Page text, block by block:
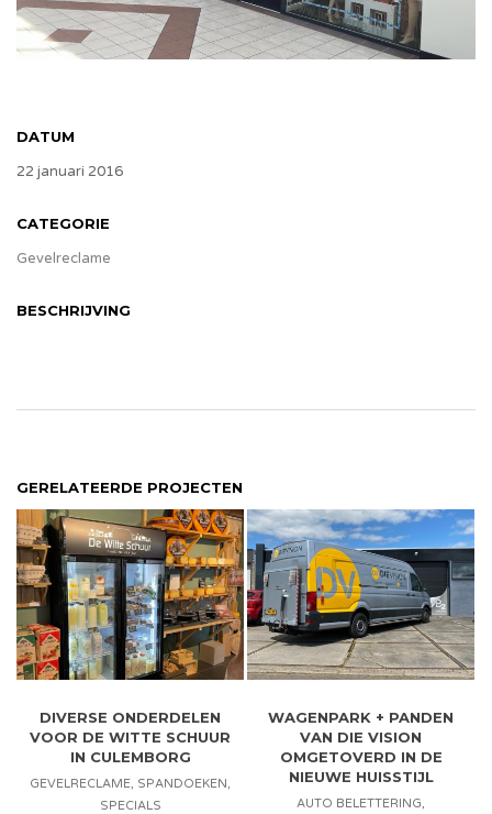
DATUM
22 januari 2016
CATEGORIE
Gevelreclame
BESCHRIJVING
GERELATEERDE PROJECTEN
DIVERSE ONDERDELEN
VOOR DE WITTE SCHUUR
IN CULEMBORG
GEVELRECLAME, SPANDOEKEN,
SPECIALS
WAGENPARK + PANDEN
VAN DIE VISION
OMGETOVERD IN DE
NIEUWE HUISSTIJL
AUTO BELETTERING,